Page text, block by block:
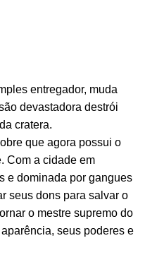
entregador, muda
devastadora destrói
cratera.
que agora possui o
Com a cidade em
e dominada por gangues
seus dons para salvar o
o mestre supremo do
seus poderes e